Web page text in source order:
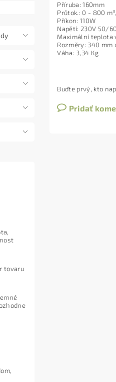
tovaru
Příruba: 160mm
Průtok.: 0 - 800
Příkon: 110W
Napětí: 230V 50/
Maximální teplota
Rozměry: 340 mm
Váha: 3,34 Kg
Buďte prvý, kto
Pridať